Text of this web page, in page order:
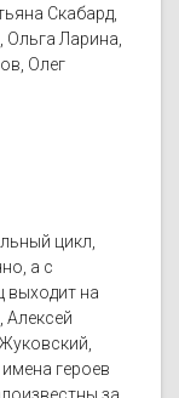
Скабард,
Ольга Ларина,
Олег
цикл,
а с
выходит на
Алексей
героев